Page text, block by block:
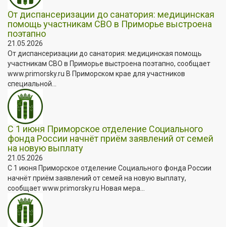
От диспансеризации до санатория: медицинская
помощь участникам СВО в Приморье выстроена
поэтапно
21.05.2026
От диспансеризации до санатория: медицинская помощь
участникам СВО в Приморье выстроена поэтапно, сообщает
www.primorsky.ru В Приморском крае для участников
специальной...
С 1 июня Приморское отделение Социального
фонда России начнёт приём заявлений от семей
на новую выплату
21.05.2026
С 1 июня Приморское отделение Социального фонда России
начнёт приём заявлений от семей на новую выплату,
сообщает www.primorsky.ru Новая мера...